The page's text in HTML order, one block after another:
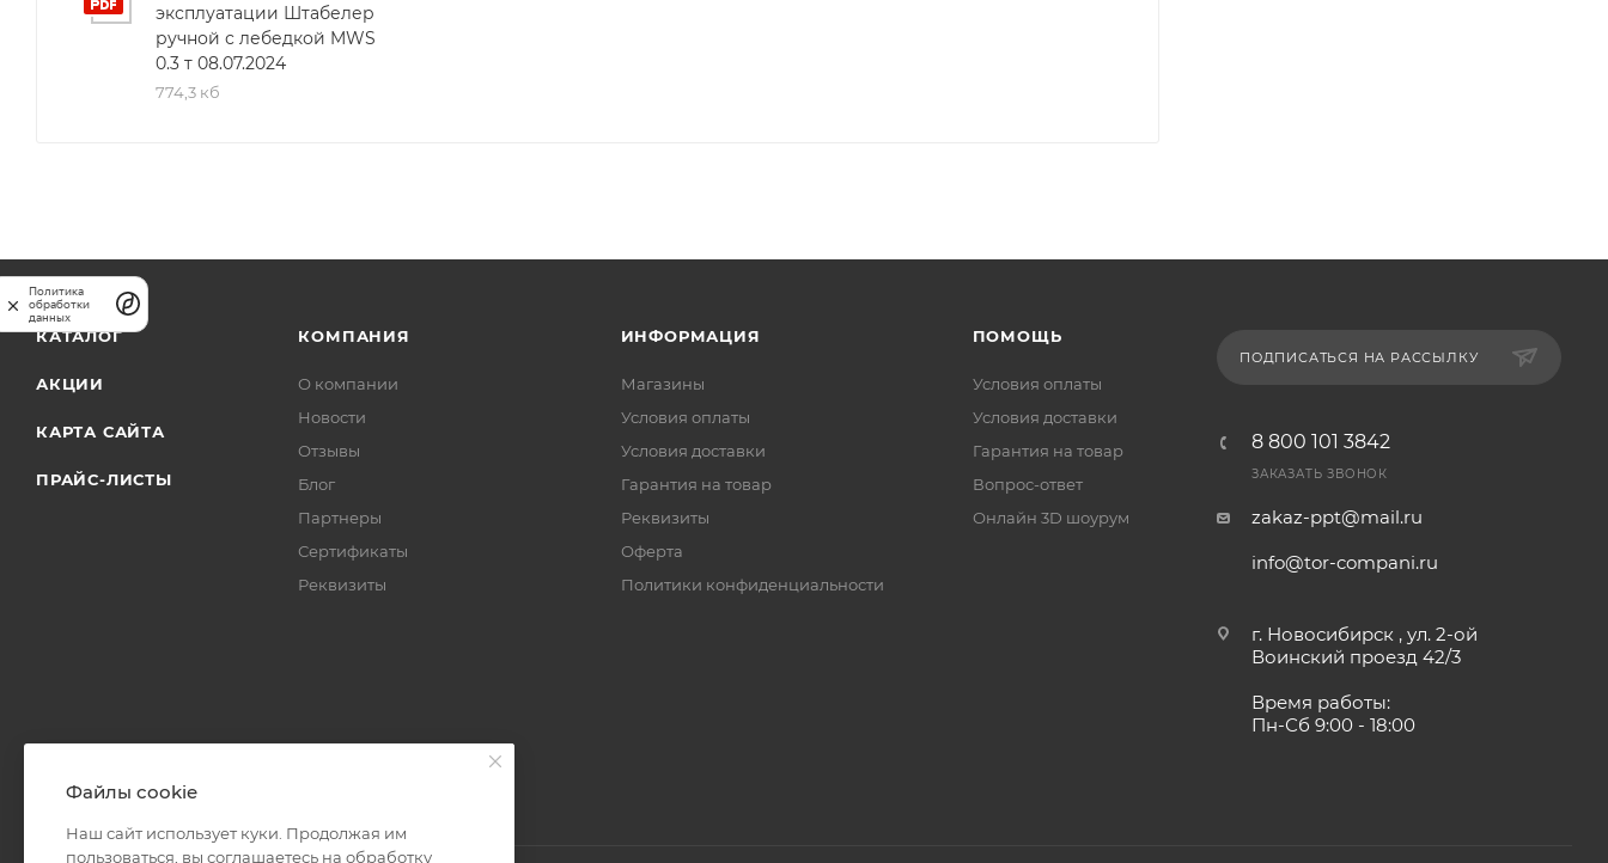
эксплуатации Штабелер
ручной с лебедкой MWS
0.3 т 08.07.2024
774,3 кб
КАТАЛОГ
АКЦИИ
КАРТА САЙТА
ПРАЙС-ЛИСТЫ
КОМПАНИЯ
О компании
Новости
Отзывы
Блог
Партнеры
Сертификаты
Реквизиты
ИНФОРМАЦИЯ
Магазины
Условия оплаты
Условия доставки
Гарантия на товар
Реквизиты
Оферта
Политики конфиденциальности
ПОМОЩЬ
Условия оплаты
Условия доставки
Гарантия на товар
Вопрос-ответ
Онлайн 3D шоурум
ПОДПИСАТЬСЯ НА РАССЫЛКУ
8 800 101 3842
ЗАКАЗАТЬ ЗВОНОК
zakaz-ppt@mail.ru
info@tor-compani.ru
г. Новосибирск , ул. 2-ой
Воинский проезд 42/3
Время работы:
Пн-Сб 9:00 - 18:00
Файлы cookie
Наш сайт использует куки. Продолжая им
пользоваться, вы соглашаетесь на обработку
Политика
обработки
данных